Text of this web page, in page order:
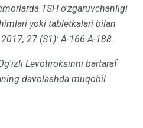
TSH o'zgaruvchanligi
yoki tabletkalari bilan
27 (S1): A-166-A-188.
Levotiroksinni bartaraf
davolashda muqobil